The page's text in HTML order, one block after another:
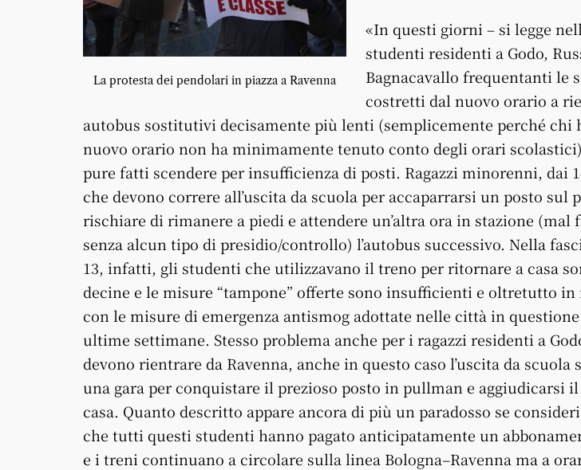
La protesta dei pendolari in piazza a Ravenna
«In questi giorni – si legge
studenti residenti a Godo,
Bagnacavallo frequentanti le
costretti dal nuovo orario a
autobus sostitutivi decisamente più lenti (semplicemente perché chi
nuovo orario non ha minimamente tenuto conto degli orari
pure fatti scendere per insufficienza di posti. Ragazzi minorenni, dai
che devono correre all’uscita da scuola per accaparrarsi un posto sul
rischiare di rimanere a piedi e attendere un’altra ora in stazione (mal
senza alcun tipo di presidio/controllo) l’autobus successivo. Nella
13, infatti, gli studenti che utilizzavano il treno per ritornare a casa
decine e le misure “tampone” offerte sono insufficienti e oltretutto
con le misure di emergenza antismog adottate nelle città in
ultime settimane. Stesso problema anche per i ragazzi residenti a
devono rientrare da Ravenna, anche in questo caso l’uscita da scuola
una gara per conquistare il prezioso posto in pullman e aggiudicarsi
casa. Quanto descritto appare ancora di più un paradosso se
che tutti questi studenti hanno pagato anticipatamente un
e i treni continuano a circolare sulla linea Bologna–Ravenna ma a